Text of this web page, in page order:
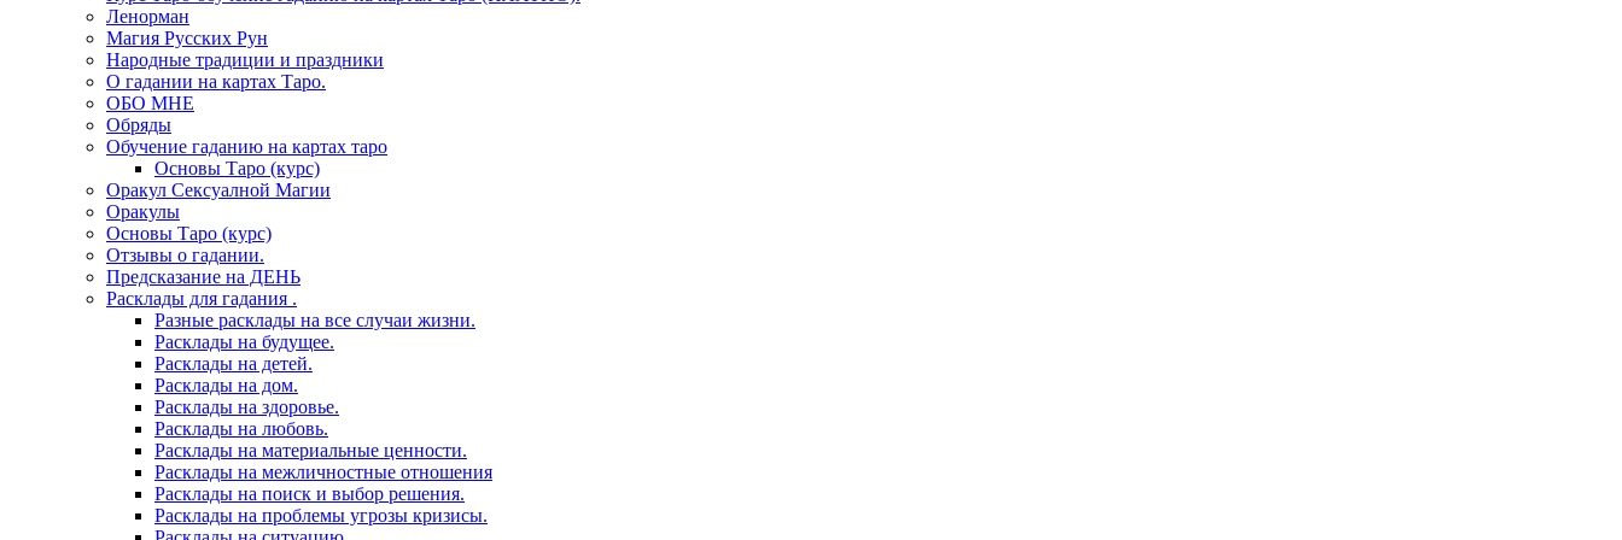
Ленорман
Магия Русских Рун
Народные традиции и праздники
О гадании на картах Таро.
ОБО МНЕ
Обряды
Обучение гаданию на картах таро
Основы Таро (курс)
Оракул Сексуалной Магии
Оракулы
Основы Таро (курс)
Отзывы о гадании.
Предсказание на ДЕНЬ
Расклады для гадания .
Разные расклады на все случаи жизни.
Расклады на будущее.
Расклады на детей.
Расклады на дом.
Расклады на здоровье.
Расклады на любовь.
Расклады на материальные ценности.
Расклады на межличностные отношения
Расклады на поиск и выбор решения.
Расклады на проблемы угрозы кризисы.